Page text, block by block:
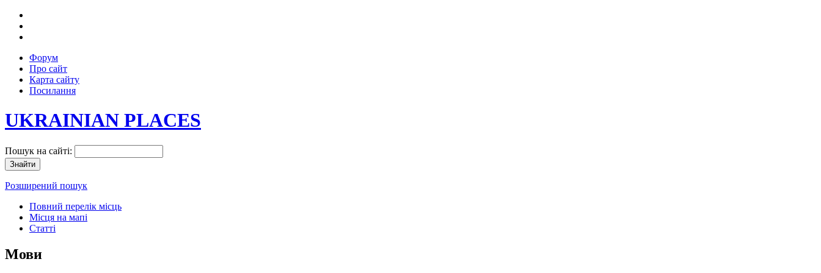
Форум
Про сайт
Карта сайту
Посилання
UKRAINIAN PLACES
Пошук на сайті:
Розширений пошук
Повний перелік місць
Місця на мапі
Статті
Мови